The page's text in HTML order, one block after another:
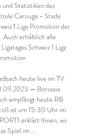
und Statistiken des
Carouge - Stade
1.Liga Promotion der
erhältlich alle
Schweiz 1.Liga
heute live im TV
— Borussia
empfängt heute RB
ist um 15:30 Uhr im
erklärt Ihnen, wo
Spiel im ...